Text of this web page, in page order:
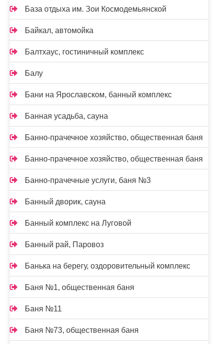
База отдыха им. Зои Космодемьянской
Байкал, автомойка
Балтхаус, гостиничный комплекс
Балу
Бани на Ярославском, банный комплекс
Банная усадьба, сауна
Банно-прачечное хозяйство, общественная баня
Банно-прачечное хозяйство, общественная баня
Банно-прачечные услуги, баня №3
Банный дворик, сауна
Банный комплекс на Луговой
Банный рай, Паровоз
Банька на берегу, оздоровительный комплекс
Баня №1, общественная баня
Баня №11
Баня №73, общественная баня